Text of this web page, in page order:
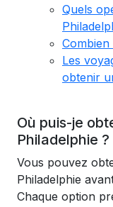
Quels
Les
obtenir
Où puis-je
Philadelphie ?
Vous pouvez
Philadelphie
Chaque option